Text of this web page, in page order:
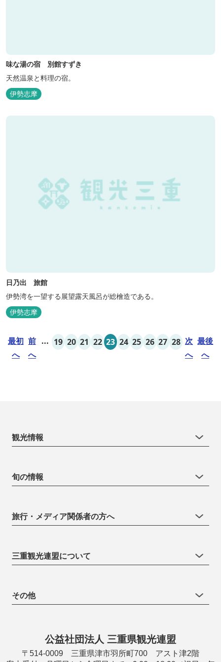
味な湯の宿 別館すずき
天然温泉と料理の宿。
伊勢志摩
日乃出 旅館
伊勢湾を一望する展望露天風呂が総檜造である。
伊勢志摩
最初
へ
前
へ
... 19 20 21 22 23 24 25 26 27 28 次
へ
最後
へ
観光情報
旬の情報
旅行・メディア関係者の方へ
三重観光連盟について
その他
公益社団法人 三重県観光連盟
〒514-0009 三重県津市羽所町700 アスト津2階